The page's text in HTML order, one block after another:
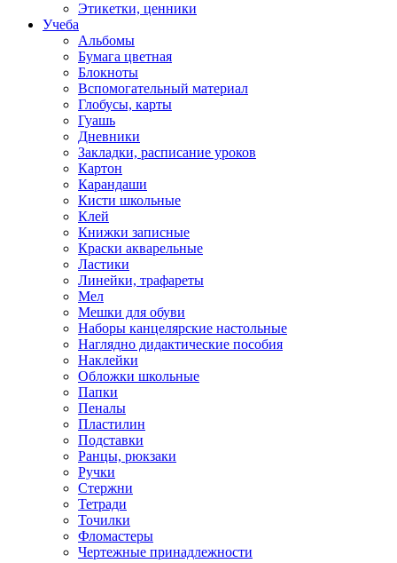
Этикетки, ценники
Учеба
Альбомы
Бумага цветная
Блокноты
Вспомогательный материал
Глобусы, карты
Гуашь
Дневники
Закладки, расписание уроков
Картон
Карандаши
Кисти школьные
Клей
Книжки записные
Краски акварельные
Ластики
Линейки, трафареты
Мел
Мешки для обуви
Наборы канцелярские настольные
Наглядно дидактические пособия
Наклейки
Обложки школьные
Папки
Пеналы
Пластилин
Подставки
Ранцы, рюкзаки
Ручки
Стержни
Тетради
Точилки
Фломастеры
Чертежные принадлежности